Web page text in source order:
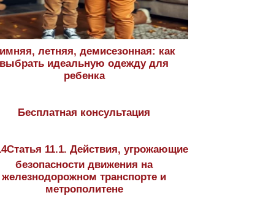
летняя, демисезонная: как
выбрать идеальную одежду для
ребенка
Бесплатная консультация
Статья 11.1. Действия, угрожающие
безопасности движения на
железнодорожном транспорте и
метрополитене